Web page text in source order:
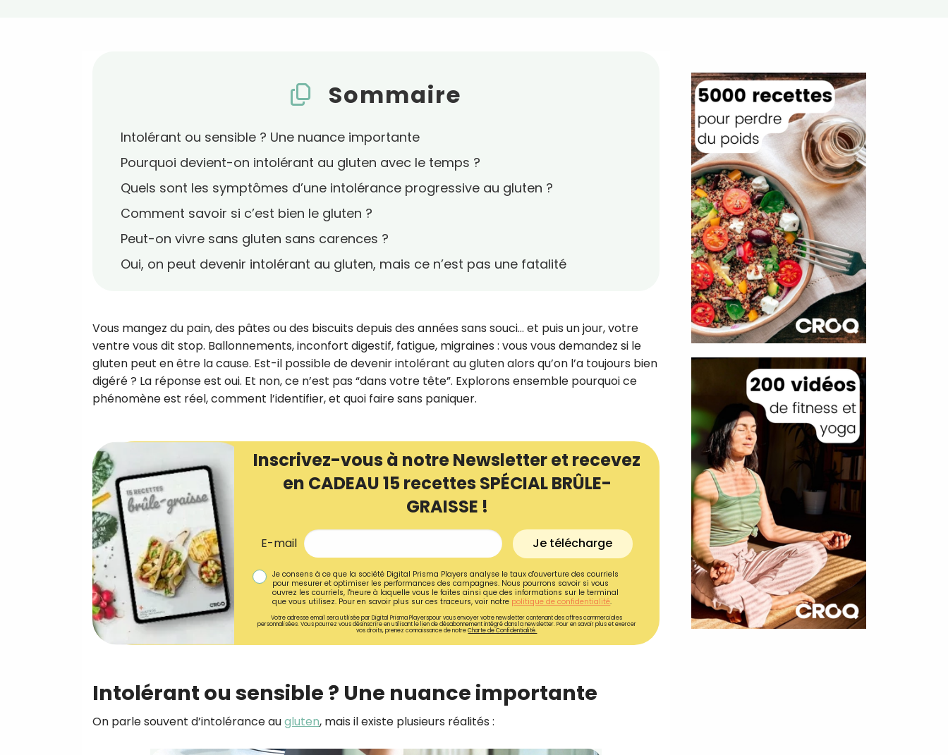
Sommaire
Intolérant ou sensible ? Une nuance importante
Pourquoi devient-on intolérant au gluten avec le temps ?
Quels sont les symptômes d’une intolérance progressive au gluten ?
Comment savoir si c’est bien le gluten ?
Peut-on vivre sans gluten sans carences ?
Oui, on peut devenir intolérant au gluten, mais ce n’est pas une fatalité
Vous mangez du pain, des pâtes ou des biscuits depuis des années sans souci… et puis un jour, votre
ventre vous dit stop. Ballonnements, inconfort digestif, fatigue, migraines : vous vous demandez si le
gluten peut en être la cause. Est-il possible de devenir intolérant au gluten alors qu’on l’a toujours bien
digéré ? La réponse est oui. Et non, ce n’est pas “dans votre tête”. Explorons ensemble pourquoi ce
phénomène est réel, comment l’identifier, et quoi faire sans paniquer.
Inscrivez-vous à notre Newsletter et recevez
en CADEAU 15 recettes SPÉCIAL BRÛLE-
GRAISSE !
E-mail Je télécharge
Je consens à ce que la société Digital Prisma Players analyse le taux d'ouverture des courriels
pour mesurer et optimiser les performances des campagnes. Nous pourrons savoir si vous
ouvrez les courriels, l'heure à laquelle vous le faites ainsi que des informations sur le terminal
que vous utilisez. Pour en savoir plus sur ces traceurs, voir notre politique de confidentialité.
Votre adresse email sera utilisée par Digital Prisma Playerspour vous envoyer votre newsletter contenant des offres commerciales
personnalisées. Vous pourrez vous désinscrire en utilisant le lien de désabonnement intégré dans la newsletter. Pour en savoir plus et exercer
vos droits, prenez connaissance de notreCharte de Confidentialité.
Intolérant ou sensible ? Une nuance importante
On parle souvent d’intolérance augluten, mais il existe plusieurs réalités :
recettes inédites de CROQ
!
Ainsi que la newsletter promotionnelle de